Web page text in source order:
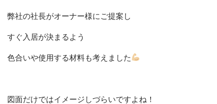
弊社の社長がオーナー様にご提案し
すぐ入居が決まるよう
色合いや使用する材料も考えました
図面だけではイメージしづらいですよね！